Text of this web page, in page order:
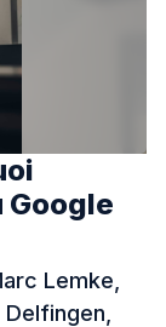
Google
Lemke,